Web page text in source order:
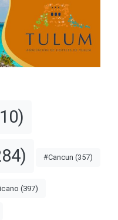
#Cancun (357)
(397)